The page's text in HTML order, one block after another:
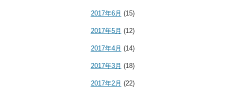
2017年6月 (15)
2017年5月 (12)
2017年4月 (14)
2017年3月 (18)
2017年2月 (22)